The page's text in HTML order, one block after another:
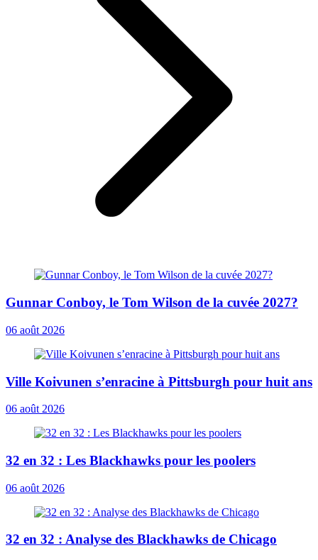
Gunnar Conboy, le Tom Wilson de la cuvée 2027?
06 août 2026
Ville Koivunen s’enracine à Pittsburgh pour huit ans
06 août 2026
32 en 32 : Les Blackhawks pour les poolers
06 août 2026
32 en 32 : Analyse des Blackhawks de Chicago